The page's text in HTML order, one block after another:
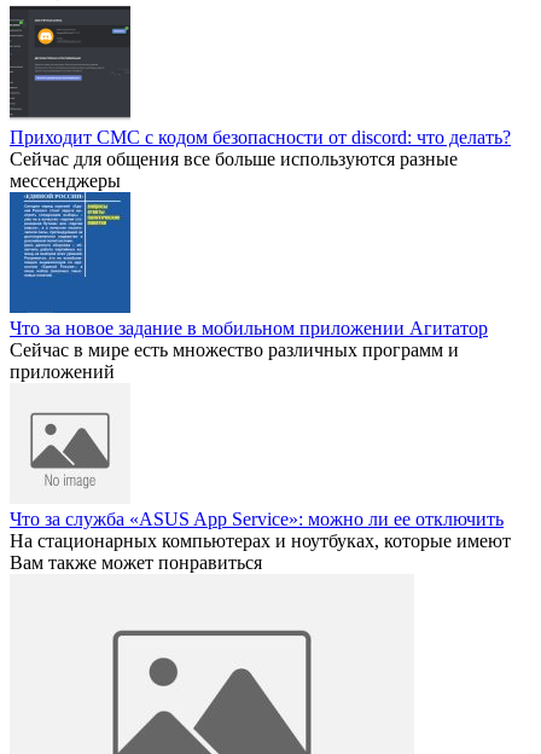
Приходит СМС с кодом безопасности от discord: что делать?
Сейчас для общения все больше используются разные
мессенджеры
Что за новое задание в мобильном приложении Агитатор
Сейчас в мире есть множество различных программ и
приложений
Что за служба «ASUS App Service»: можно ли ее отключить
На стационарных компьютерах и ноутбуках, которые имеют
Вам также может понравиться